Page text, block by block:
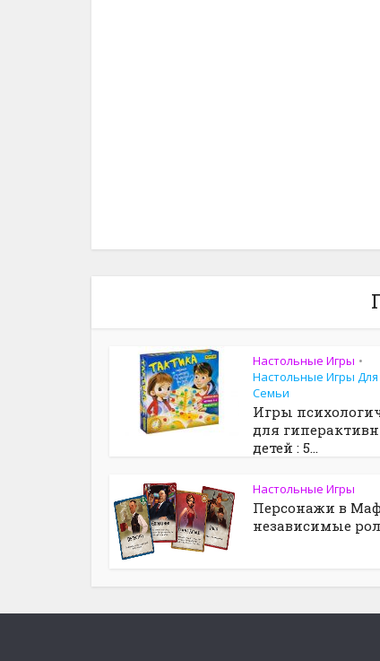
Настольные Игры •
Настольные Игры Для
Семьи
Игры
для
детей : 5...
Настольные Игры
Персонажи в
независимые